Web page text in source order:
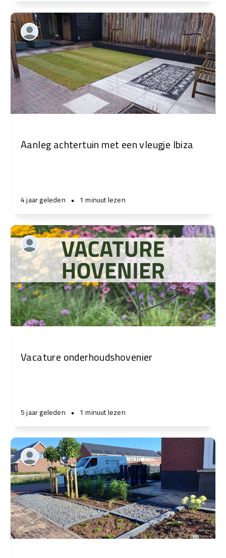
Aanleg achtertuin met een vleugje Ibiza
4 jaar geleden • 1 minuut lezen
Vacature onderhoudshovenier
5 jaar geleden • 1 minuut lezen